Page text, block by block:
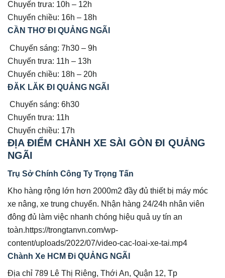
Chuyến trưa: 10h – 12h
Chuyến chiều: 16h – 18h
CẦN THƠ ĐI QUẢNG NGÃI
Chuyến sáng: 7h30 – 9h
Chuyến trưa: 11h – 13h
Chuyến chiều: 18h – 20h
ĐĂK LĂK ĐI QUẢNG NGÃI
Chuyến sáng: 6h30
Chuyến trưa: 11h
Chuyến chiều: 17h
ĐỊA ĐIỂM CHÀNH XE SÀI GÒN ĐI QUẢNG
NGÃI
Trụ Sở Chính Công Ty Trọng Tấn
Kho hàng rộng lớn hơn 2000m2 đầy đủ thiết bị máy móc
xe nâng, xe trung chuyển. Nhận hàng 24/24h nhân viên
đông đủ làm việc nhanh chóng hiệu quả uy tín an
toàn.https://trongtanvn.com/wp-
content/uploads/2022/07/video-cac-loai-xe-tai.mp4
Chành Xe HCM Đi QUẢNG NGÃI
Địa chỉ 789 Lê Thị Riêng, Thới An, Quận 12, Tp